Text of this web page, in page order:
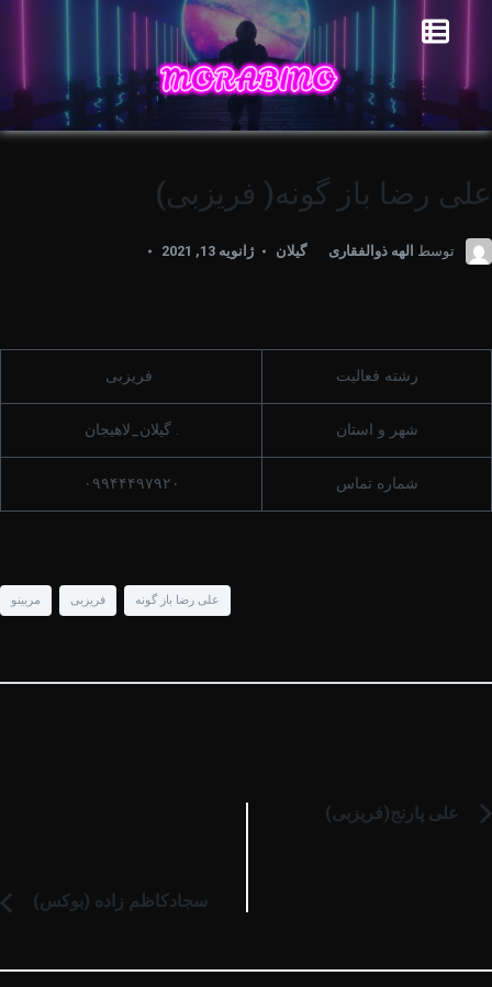
علی رضا باز گونه( فریزبی)
توسط الهه ذوالفقاری گیلان ژانویه 13, 2021
رشته فعالیت فریزبی
شهر و استان . گیلان_لاهیجان
شماره تماس ۰۹۹۴۴۴۹۷۹۲۰
علی رضا باز گونه فریزبی مربینو
علی پارنج(فریزبی)
سجادکاظم زاده (بوکس)